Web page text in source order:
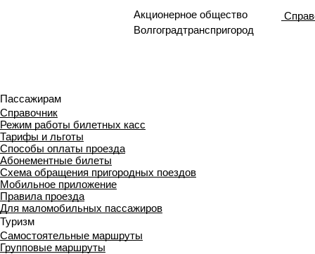
Акционерное общество
Волгоградтранспригород
Пассажирам
Справочник
Режим работы билетных касс
Тарифы и льготы
Способы оплаты проезда
Абонементные билеты
Схема обращения пригородных поездов
Мобильное приложение
Правила проезда
Для маломобильных пассажиров
Туризм
Самостоятельные маршруты
Групповые маршруты